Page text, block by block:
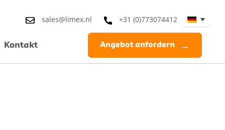
sales@limex.nl +31 (0)773074412
Kontakt Angebot anfordern